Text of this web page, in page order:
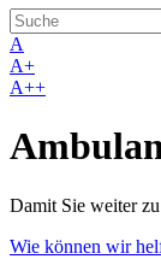
A
A+
A++
Damit Sie weiter
Wie können wir